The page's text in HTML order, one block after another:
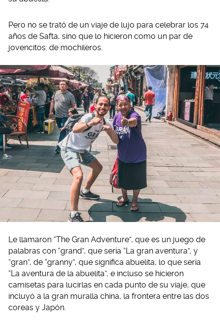
Pero no se trató de un viaje de lujo para celebrar los 74
años de Safta, sino que lo hicieron como un par de
jovencitos: de mochileros.
Le llamaron “The Gran Adventure”, que es un juego de
palabras con “grand”, que sería “La gran aventura”, y
“gran”, de “granny”, que significa abuelita, lo que sería
“La aventura de la abuelita”, e incluso se hicieron
camisetas para lucirlas en cada punto de su viaje, que
incluyó a la gran muralla china, la frontera entre las dos
coreas y Japón.